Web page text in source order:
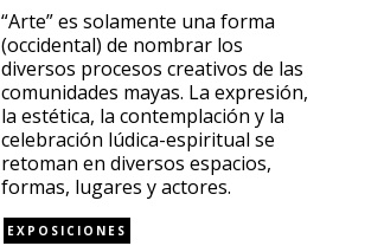
“Arte” es solamente una forma
(occidental) de nombrar los
diversos procesos creativos de las
comunidades mayas. La expresión,
la estética, la contemplación y la
celebración lúdica-espiritual se
retoman en diversos espacios,
formas, lugares y actores.
EXPOSICIONES